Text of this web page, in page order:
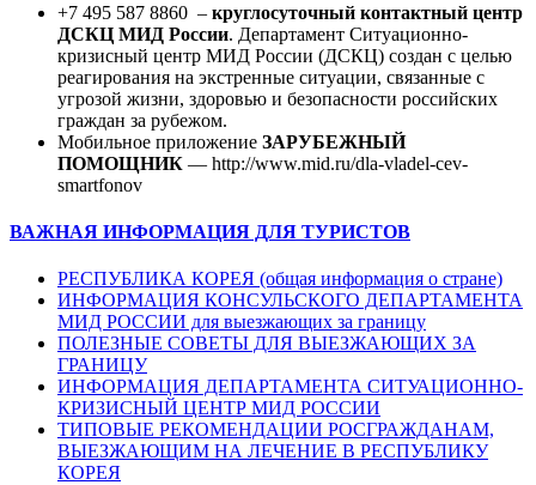
+7 495 587 8860 – круглосуточный контактный центр
ДСКЦ МИД России. Департамент Ситуационно-
кризисный центр МИД России (ДСКЦ) создан с целью
реагирования на экстренные ситуации, связанные с
угрозой жизни, здоровью и безопасности российских
граждан за рубежом.
Мобильное приложение ЗАРУБЕЖНЫЙ
ПОМОЩНИК — http://www.mid.ru/dla-vladel-cev-
smartfonov
ВАЖНАЯ ИНФОРМАЦИЯ ДЛЯ ТУРИСТОВ
РЕСПУБЛИКА КОРЕЯ (общая информация о стране)
ИНФОРМАЦИЯ КОНСУЛЬСКОГО ДЕПАРТАМЕНТА
МИД РОССИИ для выезжающих за границу
ПОЛЕЗНЫЕ СОВЕТЫ ДЛЯ ВЫЕЗЖАЮЩИХ ЗА
ГРАНИЦУ
ИНФОРМАЦИЯ ДЕПАРТАМЕНТА СИТУАЦИОННО-
КРИЗИСНЫЙ ЦЕНТР МИД РОССИИ
ТИПОВЫЕ РЕКОМЕНДАЦИИ РОСГРАЖДАНАМ,
ВЫЕЗЖАЮЩИМ НА ЛЕЧЕНИЕ В РЕСПУБЛИКУ
КОРЕЯ